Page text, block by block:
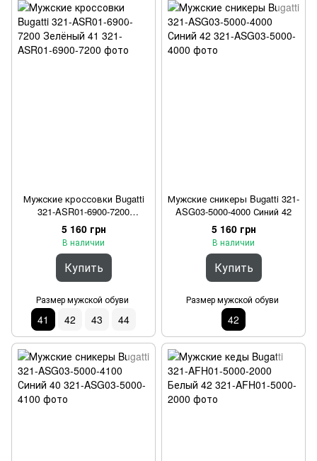
Мужские кроссовки Bugatti
321-ASR01-6900-7200
Зелёный 41
5 160 грн
В наличии
Купить
Размер мужской обуви
41 42 43 44
Мужские сникеры Bugatti 321-
ASG03-5000-4000 Синий 42
5 160 грн
В наличии
Купить
Размер мужской обуви
42